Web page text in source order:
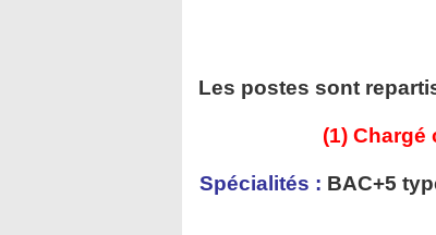
Les postes sont
(1)
Spécialités : BAC+5